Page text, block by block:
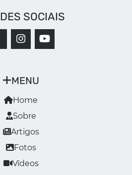
MENU
Home
Sobre
Artigos
Fotos
Vídeos
SOCIAIS